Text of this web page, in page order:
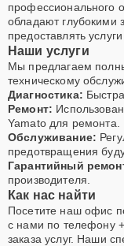
профессионального
обладают глубокими
предоставлять
Наши услуги
Мы предлагаем
техническому
Диагностика:
Ремонт:
Yamato для ремонта.
Обслуживание:
предотвращения
Гарантийный
производителя.
Как нас найти
Посетите наш офис
с нами по телефону
заказа услуг. Наши